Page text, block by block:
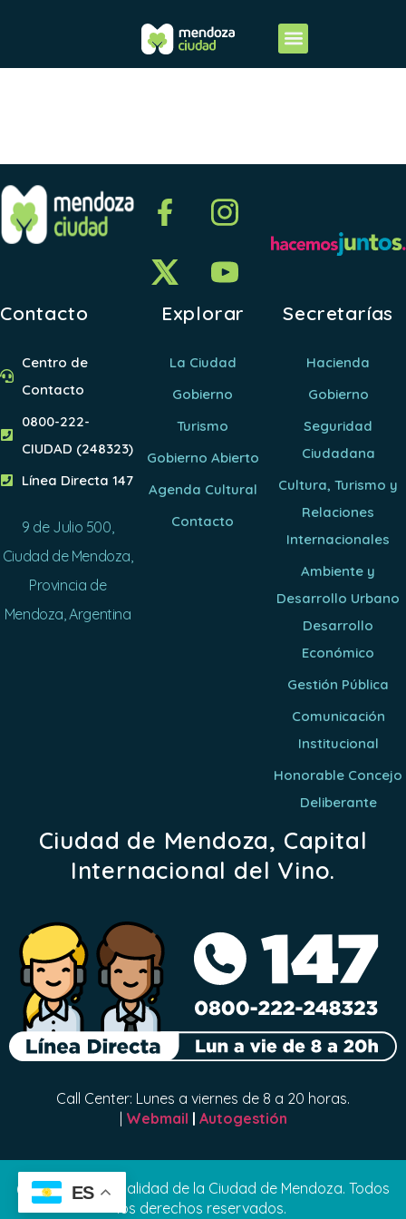
Contacto
Centro de
Contacto
0800-222-
CIUDAD (248323)
Línea Directa 147
9 de Julio 500,
Ciudad de Mendoza,
Provincia de
Mendoza, Argentina
Explorar
La Ciudad
Gobierno
Turismo
Gobierno Abierto
Agenda Cultural
Contacto
Secretarías
Hacienda
Gobierno
Seguridad
Ciudadana
Cultura, Turismo y
Relaciones
Internacionales
Ambiente y
Desarrollo Urbano
Desarrollo
Económico
Gestión Pública
Comunicación
Institucional
Honorable Concejo
Deliberante
Ciudad de Mendoza, Capital
Internacional del Vino.
Call Center: Lunes a viernes de 8 a 20 horas.
| Webmail | Autogestión
(C) 2024 Municipalidad de la Ciudad de Mendoza. Todos
los derechos reservados.
ES